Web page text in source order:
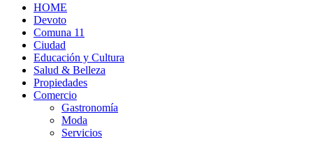
HOME
Devoto
Comuna 11
Ciudad
Educación y Cultura
Salud & Belleza
Propiedades
Comercio
Gastronomía
Moda
Servicios